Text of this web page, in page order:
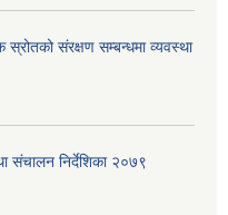
स्रोतको संरक्षण सम्बन्धमा व्यवस्था
संचालन निर्देशिका २०७९